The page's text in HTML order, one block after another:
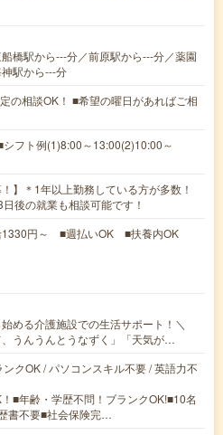
橋駅から---分／前原駅から---分／薬園
駅から---分
の相談OK！ ■希望の曜日があればご相
フト例(1)8:00～13:00(2)10:00～
！】＊1年以上勤務している方が多数！
後の就業も相談可能です！
1330円～ ■週払いOK ■扶養内OK
める介護施設での生活サポート！＼
、うんうんとうなずく」「天気が…
クOK / パソコンスキル不要 / 英語力不
■年齢・学歴不問！ブランクOK!■10名
書不要■社会保険完…